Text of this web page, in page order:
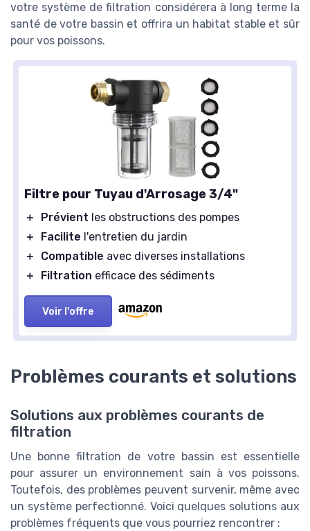
votre système de filtration considérera à long terme la
santé de votre bassin et offrira un habitat stable et sûr
pour vos poissons.
Filtre pour Tuyau d'Arrosage 3/4"
＋ Prévient les obstructions des pompes
＋
Facilite l'entretien du jardin
＋
Compatible avec diverses installations
＋
Filtration efficace des sédiments
Voir l'offre
Problèmes courants et solutions
Solutions aux problèmes courants de
filtration
Une bonne filtration de votre bassin est essentielle
pour assurer un environnement sain à vos poissons.
Toutefois, des problèmes peuvent survenir, même avec
un système perfectionné. Voici quelques solutions aux
problèmes fréquents que vous pourriez rencontrer :